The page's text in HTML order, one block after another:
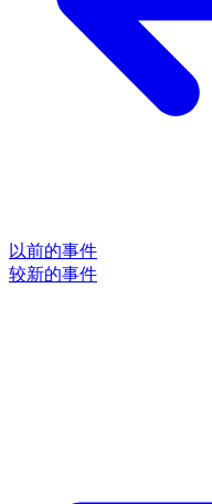
以前的事件
较新的事件